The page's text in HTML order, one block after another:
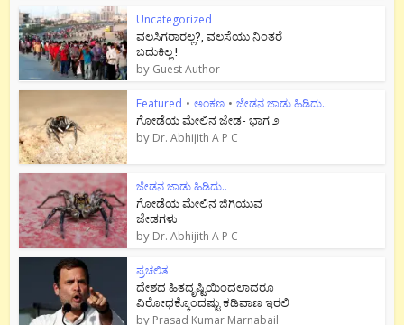
Uncategorized
ವಲಸಿಗರಾರಲ್ಲ?, ವಲಸೆಯು ನಿಂತರೆ
ಬದುಕಿಲ್ಲ !
by Guest Author
Featured • ಅಂಕಣ • ಜೇಡನ ಜಾಡು ಹಿಡಿದು..
ಗೋಡೆಯ ಮೇಲಿನ ಜೇಡ- ಭಾಗ ೨
by Dr. Abhijith A P C
ಜೇಡನ ಜಾಡು ಹಿಡಿದು..
ಗೋಡೆಯ ಮೇಲಿನ ಜಿಗಿಯುವ
ಜೇಡಗಳು
by Dr. Abhijith A P C
ಪ್ರಚಲಿತ
ದೇಶದ ಹಿತದೃಷ್ಟಿಯಿಂದಲಾದರೂ
ವಿರೋಧಕ್ಕೊಂದಷ್ಟು ಕಡಿವಾಣ ಇರಲಿ
by Prasad Kumar Marnabail